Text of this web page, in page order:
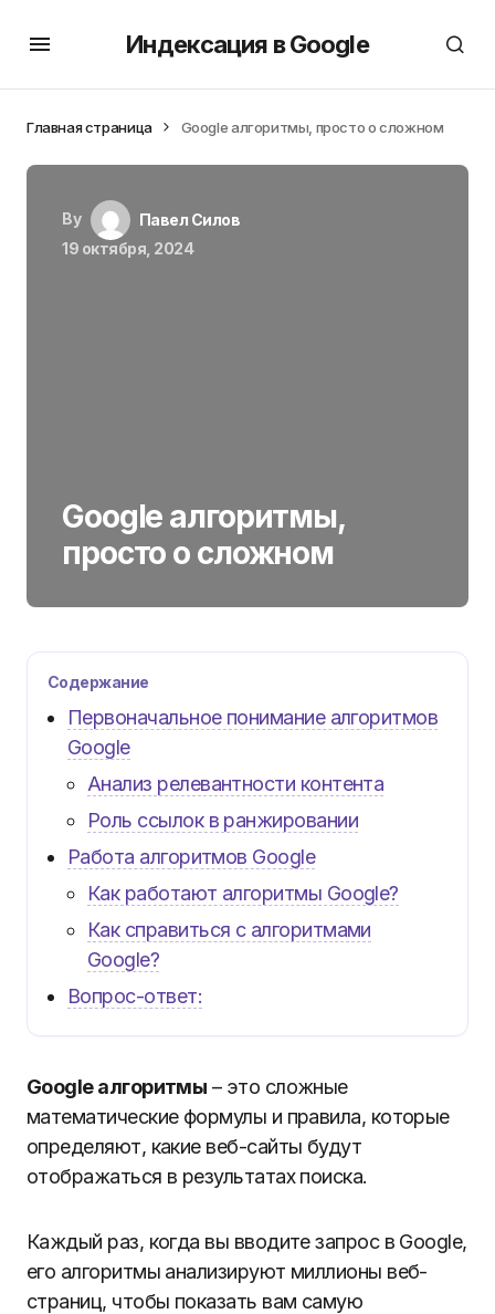
Индексация в Google
Главная страница Google алгоритмы, просто о сложном
By
Павел Силов
19 октября, 2024
Google алгоритмы,
просто о сложном
Содержание
Первоначальное понимание алгоритмов
Google
Анализ релевантности контента
Роль ссылок в ранжировании
Работа алгоритмов Google
Как работают алгоритмы Google?
Как справиться с алгоритмами
Google?
Вопрос-ответ:
Google алгоритмы – это сложные
математические формулы и правила, которые
определяют, какие веб-сайты будут
отображаться в результатах поиска.
Каждый раз, когда вы вводите запрос в Google,
его алгоритмы анализируют миллионы веб-
страниц, чтобы показать вам самую